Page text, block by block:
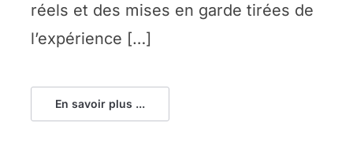
réels et des mises en garde tirées de
l’expérience […]
En savoir plus ...